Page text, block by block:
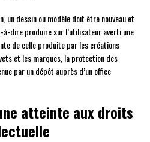
un dessin ou modèle doit être nouveau et
à-dire produire sur l’utilisateur averti une
de celle produite par les créations
et les marques, la protection des
par un dépôt auprès d’un office
atteinte aux droits